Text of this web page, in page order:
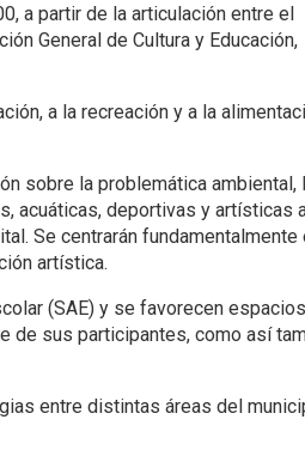
a partir de la articulación entre el
General de Cultura y Educación,
a la recreación y a la
sobre la problemática ambiental,
acuáticas, deportivas y artísticas
Se centrarán fundamentalmente
artística.
(SAE) y se favorecen espacios
de sus participantes, como así
entre distintas áreas del